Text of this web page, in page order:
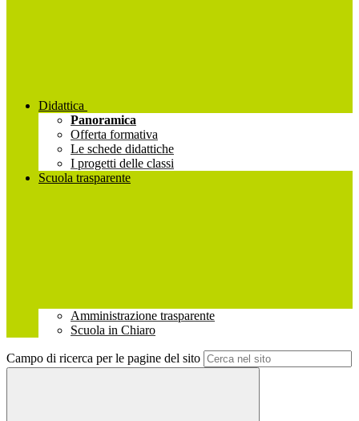
Didattica
Panoramica
Offerta formativa
Le schede didattiche
I progetti delle classi
Scuola trasparente
Amministrazione trasparente
Scuola in Chiaro
Campo di ricerca per le pagine del sito